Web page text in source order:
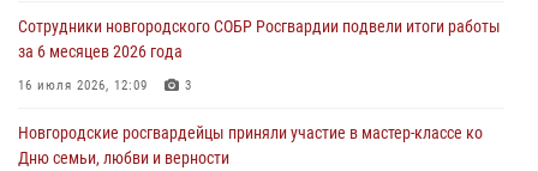
29 июля 2026, 12:54 1
Сотрудники новгородского СОБР Росгвардии подвели итоги работы
за 6 месяцев 2026 года
16 июля 2026, 12:09 3
Новгородские росгвардейцы приняли участие в мастер-классе ко
Дню семьи, любви и верности